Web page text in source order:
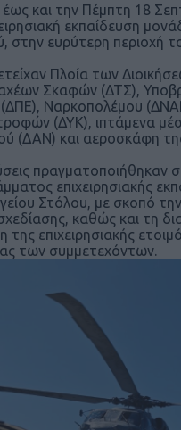
και την Πέμπτη 18
εκπαίδευση
στην ευρύτερη περιοχή
Πλοία των
Σκαφών (ΔΤΣ),
(ΔΠΕ), Ναρκοπολέμου
(ΔΥΚ), ιπτάμενα
(ΔΑΝ) και αεροσκάφη
πραγματοποιήθηκαν
επιχειρησιακής
Στόλου, με σκοπό
καθώς και τη
επιχειρησιακής
των συμμετεχόντων.